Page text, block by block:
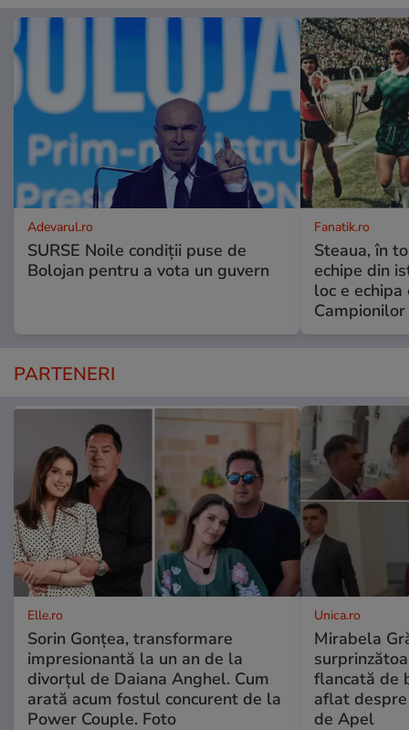
Adevarul.ro
SURSE Noile condiții puse de
Bolojan pentru a vota un guvern
Fanatik.ro
Steaua, în
echipe din
loc e
Campionilor
PARTENERI
Elle.ro
Sorin Gonțea, transformare
impresionantă la un an de la
divorțul de Daiana Anghel. Cum
arată acum fostul concurent de la
Power Couple. Foto
Unica.ro
Mirabela
flancată de
aflat
de Apel